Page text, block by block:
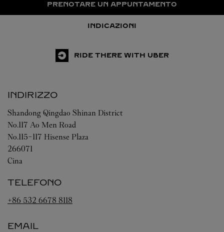
PRENOTARE UN APPUNTAMENTO
INDICAZIONI
RIDE THERE WITH UBER
INDIRIZZO
Shandong Qingdao Shinan District
No.117 Ao Men Road
No.115-117 Hisense Plaza
266071
Cina
TELEFONO
+86 532 6678 8118
EMAIL